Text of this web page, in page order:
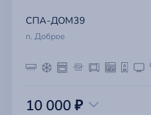
СПА-ДОМ39
п. Доброе
10 000 ₽